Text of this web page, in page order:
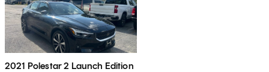
2021 Polestar 2 Launch Edition